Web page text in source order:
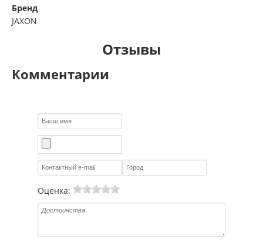
Бренд
JAXON
Отзывы
Комментарии
Оценка: